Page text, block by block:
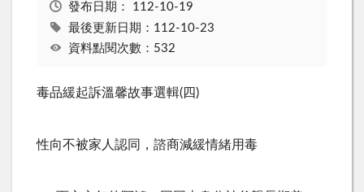
發布日期： 112-10-19
最後更新日期：112-10-23
資料點閱次數：532
毒品緩起訴溫馨故事選輯(四)
性向不被家人認同，諮商減緩情緒用毒